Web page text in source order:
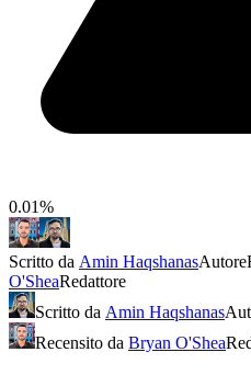
0.01%
Scritto da Amin HaqshanasAutore
O'SheaRedattore
Scritto da Amin Haqshanas
Recensito da Bryan O'Shea